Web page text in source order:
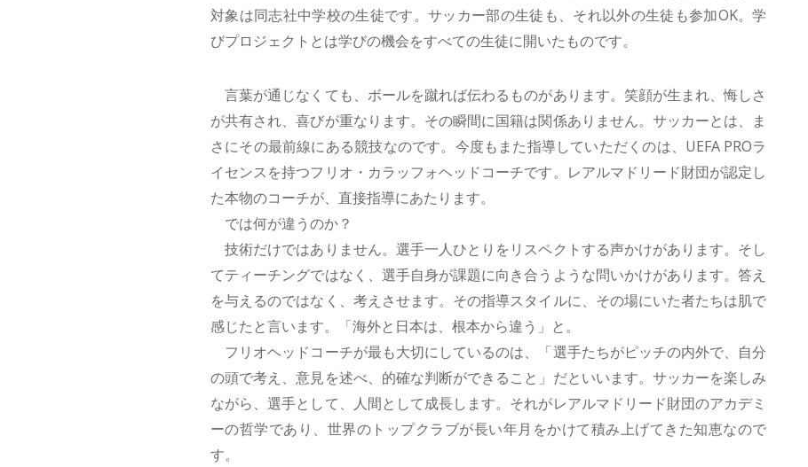
対象は同志社中学校の生徒です。サッカー部の生徒も、それ以外の生徒も参加OK。学
びプロジェクトとは学びの機会をすべての生徒に開いたものです。
言葉が通じなくても、ボールを蹴れば伝わるものがあります。笑顔が生まれ、悔しさ
が共有され、喜びが重なります。その瞬間に国籍は関係ありません。サッカーとは、ま
さにその最前線にある競技なのです。今度もまた指導していただくのは、UEFA PROラ
イセンスを持つフリオ・カラッフォヘッドコーチです。レアルマドリード財団が認定し
た本物のコーチが、直接指導にあたります。
では何が違うのか？
技術だけではありません。選手一人ひとりをリスペクトする声かけがあります。そし
てティーチングではなく、選手自身が課題に向き合うような問いかけがあります。答え
を与えるのではなく、考えさせます。その指導スタイルに、その場にいた者たちは肌で
感じたと言います。「海外と日本は、根本から違う」と。
フリオヘッドコーチが最も大切にしているのは、「選手たちがピッチの内外で、自分
の頭で考え、意見を述べ、的確な判断ができること」だといいます。サッカーを楽しみ
ながら、選手として、人間として成長します。それがレアルマドリード財団のアカデミ
ーの哲学であり、世界のトップクラブが長い年月をかけて積み上げてきた知恵なので
す。